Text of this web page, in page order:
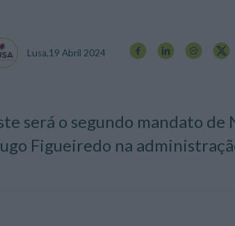
Lusa,19 Abril 2024
será o segundo mandato
Figueiredo na